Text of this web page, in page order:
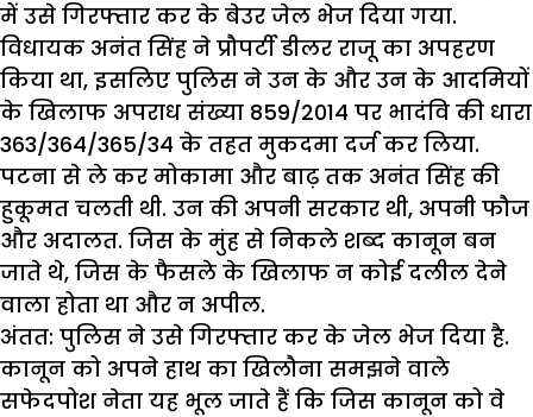
में उसे गिरफ्तार कर के बेउर जेल भेज दिया गया.
विधायक अनंत सिंह ने प्रौपर्टी डीलर राजू का अपहरण
किया था, इसलिए पुलिस ने उन के और उन के आदमियों
के खिलाफ अपराध संख्या 859/2014 पर भादंवि की धारा
363/364/365/34 के तहत मुकदमा दर्ज कर लिया.
पटना से ले कर मोकामा और बाढ़ तक अनंत सिंह की
हुकूमत चलती थी. उन की अपनी सरकार थी, अपनी फौज
और अदालत. जिस के मुंह से निकले शब्द कानून बन
जाते थे, जिस के फैसले के खिलाफ न कोई दलील देने
वाला होता था और न अपील.
अंतत: पुलिस ने उसे गिरफ्तार कर के जेल भेज दिया है.
कानून को अपने हाथ का खिलौना समझने वाले
सफेदपोश नेता यह भूल जाते हैं कि जिस कानून को वे